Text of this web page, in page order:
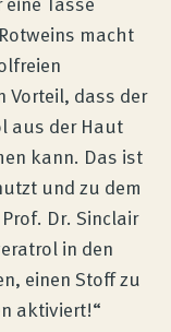
macht
Vorteil, dass der
aus der Haut
kann. Das ist
und zu dem
Dr. Sinclair
in den
einen Stoff zu
aktiviert!“